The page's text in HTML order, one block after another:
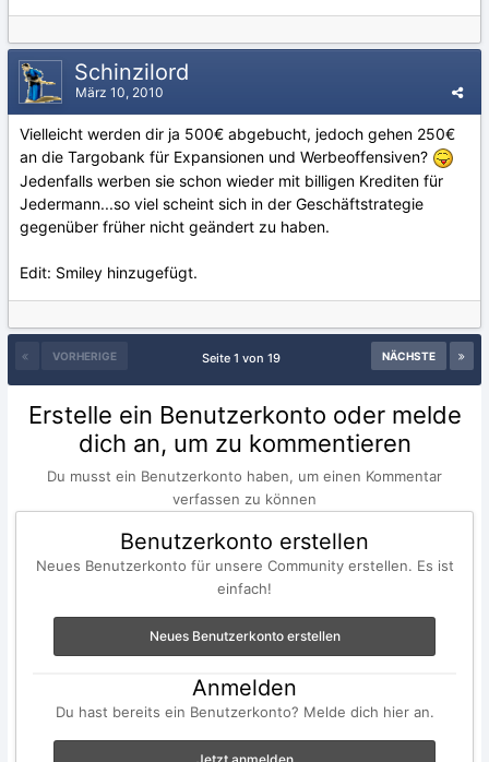
Schinzilord
März 10, 2010
Vielleicht werden dir ja 500€ abgebucht, jedoch gehen 250€
an die Targobank für Expansionen und Werbeoffensiven?
Jedenfalls werben sie schon wieder mit billigen Krediten für
Jedermann...so viel scheint sich in der Geschäftstrategie
gegenüber früher nicht geändert zu haben.
Edit: Smiley hinzugefügt.
VORHERIGE NÄCHSTE
Seite 1 von 19
Erstelle ein Benutzerkonto oder melde
dich an, um zu kommentieren
Du musst ein Benutzerkonto haben, um einen Kommentar
verfassen zu können
Benutzerkonto erstellen
Neues Benutzerkonto für unsere Community erstellen. Es ist
einfach!
Neues Benutzerkonto erstellen
Anmelden
Du hast bereits ein Benutzerkonto? Melde dich hier an.